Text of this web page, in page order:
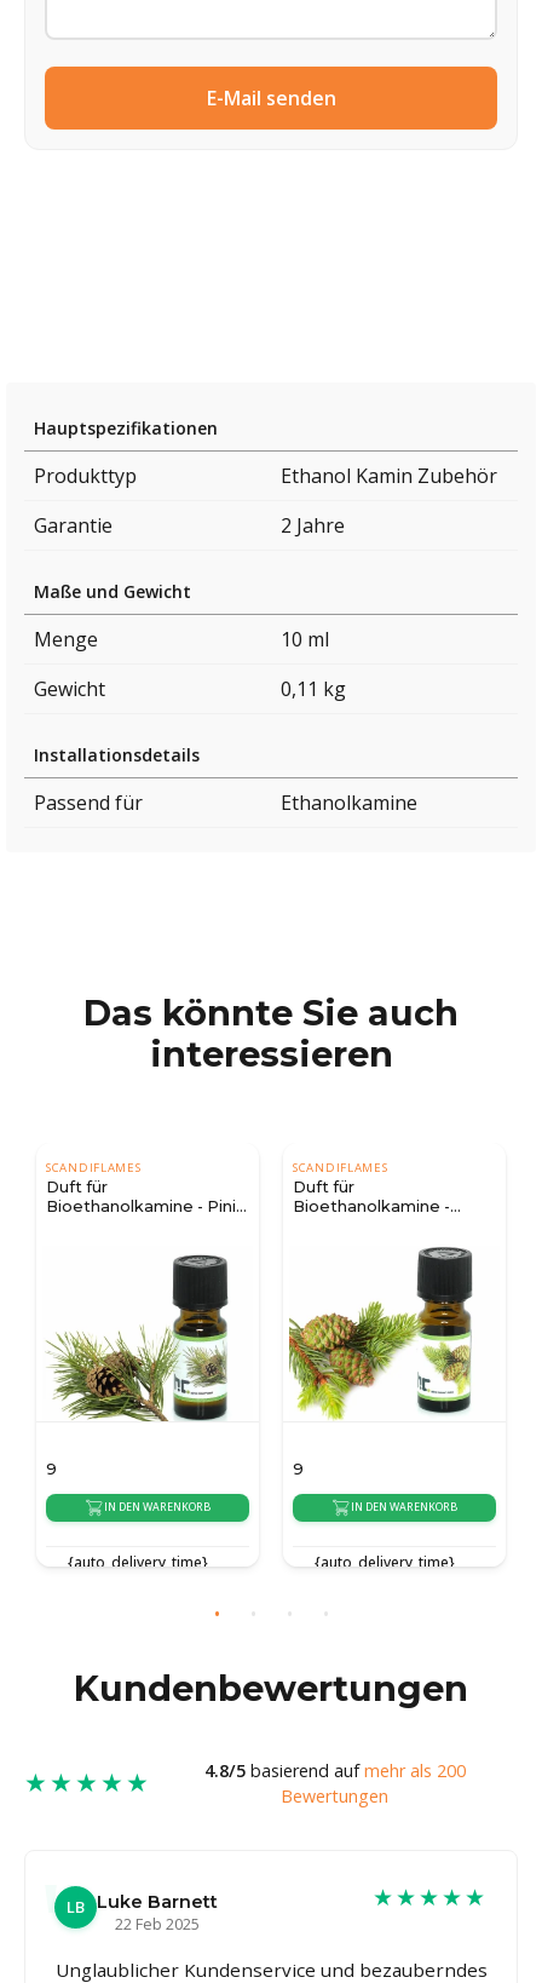
E-Mail senden
Hauptspezifikationen
Produkttyp
Ethanol Kamin Zubehör
Garantie
2 Jahre
Maße und Gewicht
Menge
10 ml
Gewicht
0,11 kg
Installationsdetails
Passend für Ethanolkamine
Das könnte Sie auch
interessieren
SCANDIFLAMES
Duft für
Bioethanolkamine - Pinie
9
IN DEN WARENKORB
{auto_delivery_time}
SCANDIFLAMES
Duft für
Bioethanolkamine -
9
IN DEN WARENKORB
{auto_delivery_time}
Kundenbewertungen
★★★★★ 4.8/5basierend aufmehr als 200
Bewertungen
LB
Luke Barnett
22 Feb 2025
★★★★★
Unglaublicher Kundenservice und bezauberndes